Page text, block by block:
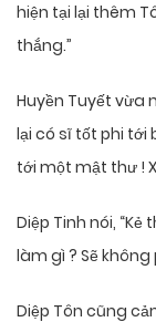
hiện tại lại thêm
thắng.”
Huyền Tuyết vừa
lại có sĩ tốt phi tới
tới một mật thư !
Diệp Tinh nói,
làm gì ? Sẽ
Diệp Tôn cũng